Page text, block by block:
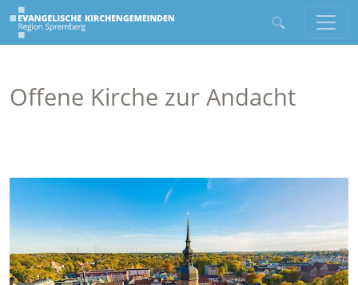
Offene Kirche zur Andacht